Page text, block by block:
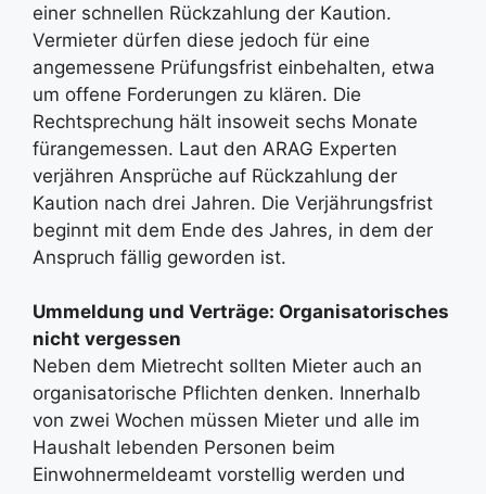
einer schnellen Rückzahlung der Kaution.
Vermieter dürfen diese jedoch für eine
angemessene Prüfungsfrist einbehalten, etwa
um offene Forderungen zu klären. Die
Rechtsprechung hält insoweit sechs Monate
fürangemessen. Laut den ARAG Experten
verjähren Ansprüche auf Rückzahlung der
Kaution nach drei Jahren. Die Verjährungsfrist
beginnt mit dem Ende des Jahres, in dem der
Anspruch fällig geworden ist.
Ummeldung und Verträge: Organisatorisches
nicht vergessen
Neben dem Mietrecht sollten Mieter auch an
organisatorische Pflichten denken. Innerhalb
von zwei Wochen müssen Mieter und alle im
Haushalt lebenden Personen beim
Einwohnermeldeamt vorstellig werden und